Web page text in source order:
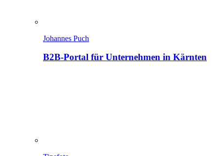
Johannes Puch
B2B-Portal für Unternehmen in Kärnten